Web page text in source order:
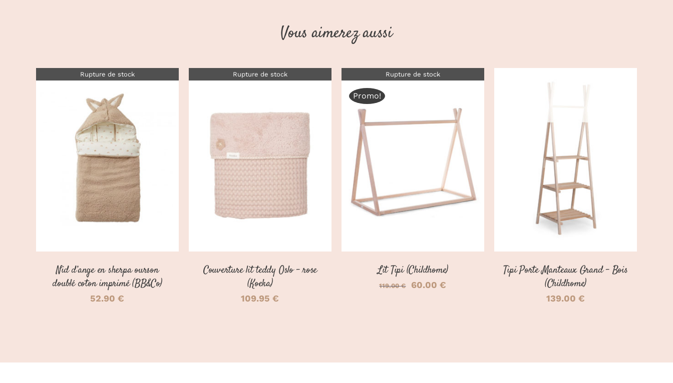
Vous aimerez aussi
Rupture de stock
DÉTAILS
Nid d’ange en sherpa ourson
doublé coton imprimé (BB&Co)
52.90€
Rupture de stock
DÉTAILS
Couverture lit teddy Oslo – rose
(Koeka)
109.95€
Rupture de stock
Promo!
Lit Tipi (Childhome)
119.00€
Le
60.00€
AJOUTER AU PANIER
DÉTAILS
Tipi Porte Manteaux Grand – Bois
(Childhome)
139.00 €